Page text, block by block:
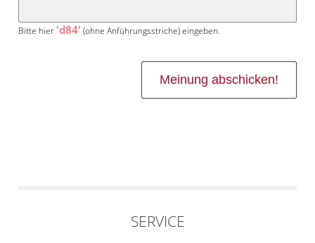
Bitte hier 'd84' (ohne Anführungsstriche) eingeben.
SERVICE